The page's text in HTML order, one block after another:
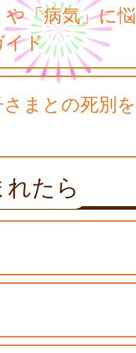
や「病気」に
イド
まとの死別を
たら